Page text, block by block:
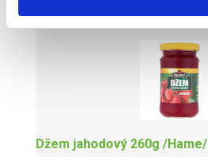
Džem jahodový 260g /Hame/